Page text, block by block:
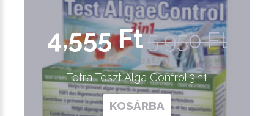
4,555 Ft5,950 Ft
Nettó ár: 3,587 Ft
Tetra Teszt Alga Control 3in1
KOSÁRBA